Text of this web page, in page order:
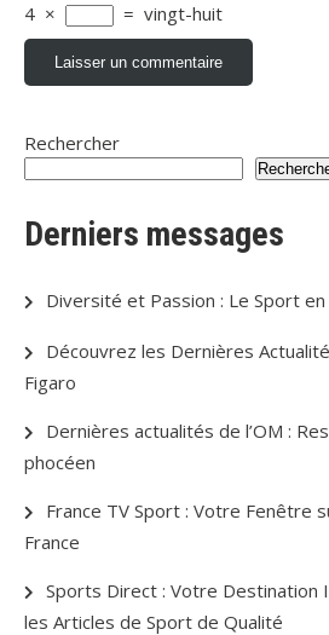
4 × = vingt-huit
Rechercher
Derniers messages
Diversité et Passion : Le Sport en
Découvrez les Dernières
Figaro
Dernières actualités de l’OM :
phocéen
France TV Sport : Votre Fenêtre
France
Sports Direct : Votre Destination
les Articles de Sport de Qualité